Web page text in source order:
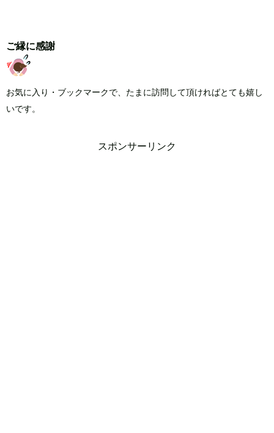
ご縁に感謝
お気に入り・ブックマークで、たまに訪問して頂ければとても嬉し
いです。
スポンサーリンク